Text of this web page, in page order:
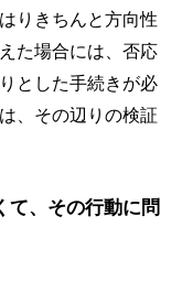
りきちんと方向性
た場合には、否応
とした手続きが必
、その辺りの検証
て、その行動に問